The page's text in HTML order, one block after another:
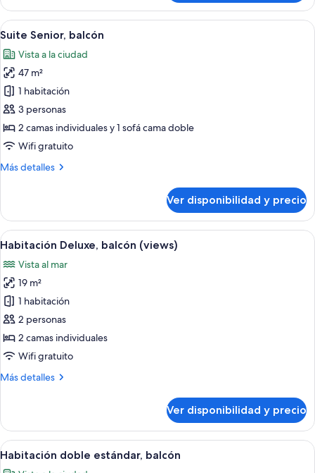
junior,
balcón
Ver
todas
las
fotos
de
Suite
Senior,
balcón
Un balcón con vistas al mar y
5
Suite Senior, balcón
Vista a la ciudad
47 m²
1 habitación
3 personas
2 camas individuales y 1 sofá cama doble
Wifi gratuito
Más detalles
Más
Senior,
balcón
Ver disponibilidad y precio
Ver
todas
las
fotos
de
Habitación
Deluxe,
balcón
(views)
Habitación de hotel con una cama
5
Habitación Deluxe, balcón (views)
Vista al mar
19 m²
1 habitación
2 personas
2 camas individuales
Wifi gratuito
Más detalles
Más
Deluxe,
balcón
(views)
Ver disponibilidad y precio
Ver
todas
Una habitación de hotel con una
4
Habitación doble estándar, balcón